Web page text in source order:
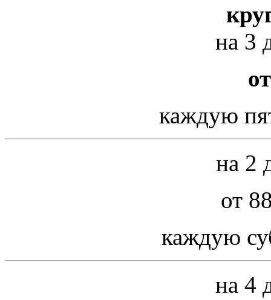
на 3
каждую
на 2
от
каждую
на 4